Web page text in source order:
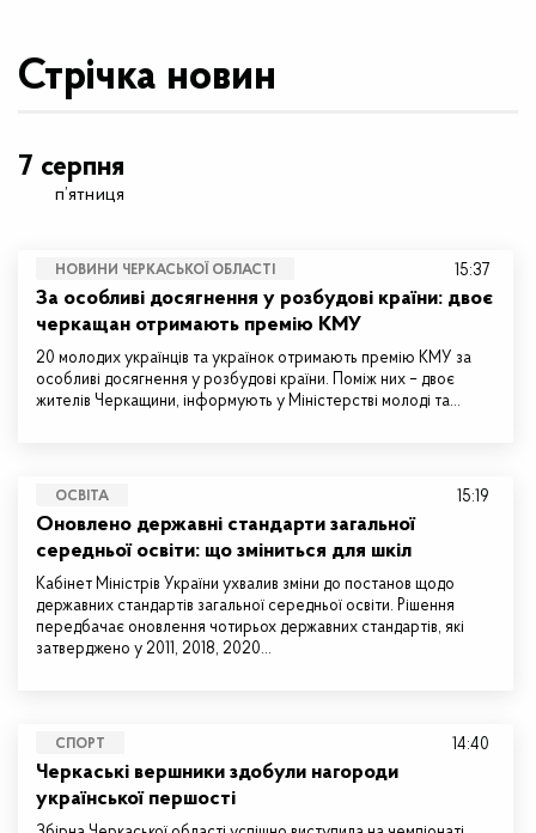
Стрічка новин
7 серпня
п’ятниця
НОВИНИ ЧЕРКАСЬКОЇ ОБЛАСТІ
За особливі досягнення у розбудові країни: двоє
черкащан отримають премію КМУ
20 молодих українців та українок отримають премію КМУ за
особливі досягнення у розбудові країни. Поміж них – двоє
жителів Черкащини, інформують у Міністерстві молоді та…
15:37
ОСВІТА
Оновлено державні стандарти загальної
середньої освіти: що зміниться для шкіл
Кабінет Міністрів України ухвалив зміни до постанов щодо
державних стандартів загальної середньої освіти. Рішення
передбачає оновлення чотирьох державних стандартів, які
затверджено у 2011, 2018, 2020…
15:19
СПОРТ
Черкаські вершники здобули нагороди
української першості
14:40